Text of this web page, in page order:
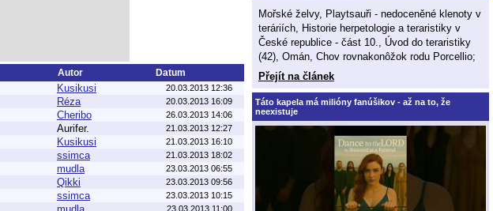
Autor Datum
Kusikusi 20.03.2013 12:36
Réza 20.03.2013 16:09
Cheribo 26.03.2013 14:06
Aurifer. 21.03.2013 12:27
Kusikusi 21.03.2013 16:10
ssimca 21.03.2013 18:02
mudla 23.03.2013 06:55
Qikki 23.03.2013 09:56
ssimca 23.03.2013 10:15
23.03.2013 11:00
Mořské želvy, Playtsauři - nedoceněné klenoty v
teráriích, Historie herpetologie a teraristiky v
České republice - část 10., Úvod do teraristiky
(42), Omán, Chov rovnakonôžok rodu Porcellio;
Přejít na článek
Táto kapela má milióny fanúšikov - až na to, že
neexistuje